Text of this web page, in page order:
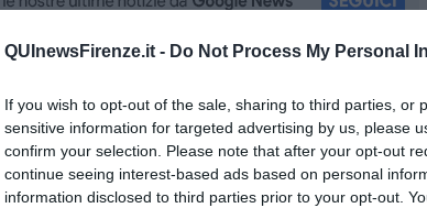
QUInewsFirenze.it - Do Not Process My Personal
If you wish to opt-out of the sale, sharing to third parties, or
sensitive information for targeted advertising by us, please
confirm your selection. Please note that after your opt-out
continue seeing interest-based ads based on personal
information disclosed to third parties prior to your opt-out.
della Toscana iscriviti alla
direttamente nella tua casella di posta.